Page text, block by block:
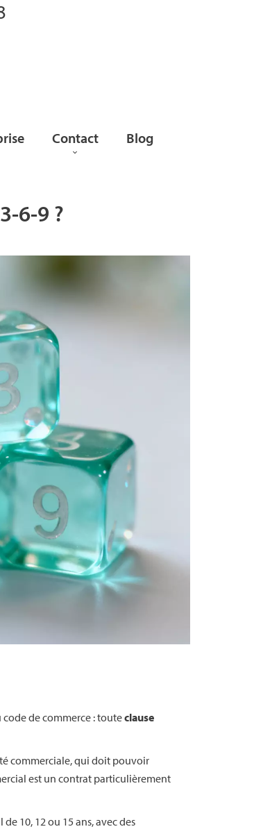
Contact Blog
6-9 ?
de commerce : touteclause
commerciale, qui doit pouvoir
est un contrat particulièrement
10, 12 ou 15 ans, avec des